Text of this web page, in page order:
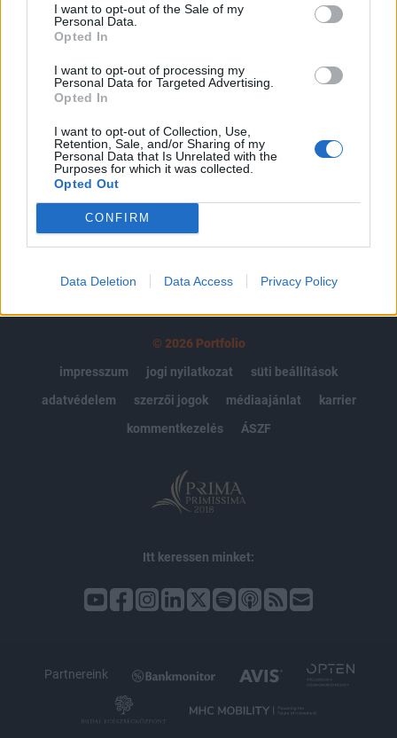
I want to opt-out of the Sale of my
Personal Data.
Opted In
I want to opt-out of processing my
Personal Data for Targeted Advertising.
Opted In
I want to opt-out of Collection, Use,
Retention, Sale, and/or Sharing of my
Personal Data that Is Unrelated with the
Purposes for which it was collected.
Opted Out
CONFIRM
Data Deletion Data Access Privacy Policy
Az előfizetés a következőket tartalmazza:
Kötéslisták: BÉT elmúlt 2 év napon belüli
kötéslistái
Előfizetés
MÁR ELŐFIZETŐNK VAGY?BEJELENTKEZÉS
© 2026 Portfolio
impresszum
jogi nyilatkozat
süti beállítások
adatvédelem
szerzői jogok médiaajánlat
karrier
kommentkezelés
ÁSZF
Itt keressen minket:
Partnereink